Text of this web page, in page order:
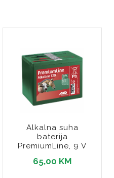
Alkalna suha
baterija
PremiumLine, 9 V
65,00 KM